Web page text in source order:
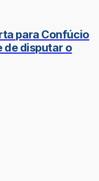
para Confúcio
de disputar o